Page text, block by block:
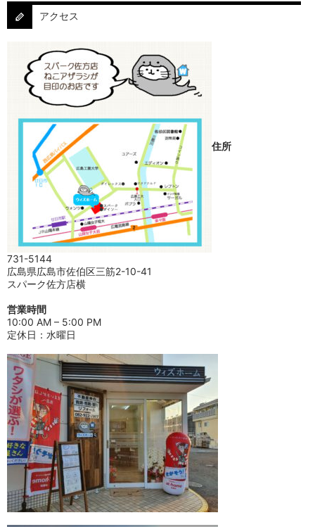
アクセス
住所
731-5144
広島県広島市佐伯区三筋2-10-41
スパーク佐方店横
営業時間
10:00 AM – 5:00 PM
定休日：水曜日